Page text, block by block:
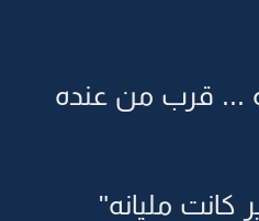
... قرب من عنده
مليانه"